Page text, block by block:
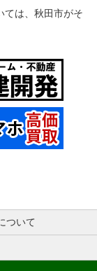
ては、秋田市がそ
ついて